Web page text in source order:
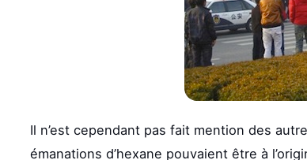
Il n’est cependant pas fait mention des
émanations d’hexane pouvaient être à